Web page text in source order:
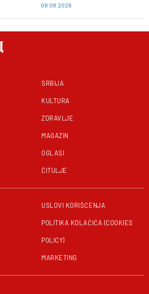
09.08.2026
SRBIJA
KULTURA
ZDRAVLJE
MAGAZIN
OGLASI
ČITULJE
USLOVI KORIŠĆENJA
POLITIKA KOLAČIĆA (COOKIES
POLICY)
MARKETING